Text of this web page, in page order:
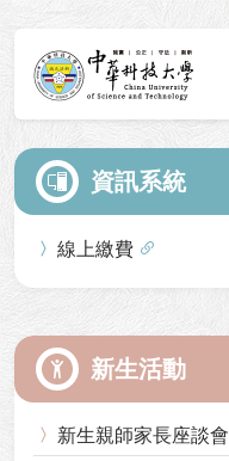
資訊系統
線上繳費
新生活動
新生親師家長座談會